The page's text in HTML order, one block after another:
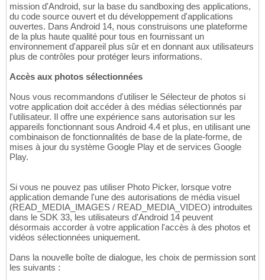
mission d'Android, sur la base du sandboxing des applications,
du code source ouvert et du développement d'applications
ouvertes. Dans Android 14, nous construisons une plateforme
de la plus haute qualité pour tous en fournissant un
environnement d'appareil plus sûr et en donnant aux utilisateurs
plus de contrôles pour protéger leurs informations.
Accès aux photos sélectionnées
Nous vous recommandons d'utiliser le Sélecteur de photos si
votre application doit accéder à des médias sélectionnés par
l'utilisateur. Il offre une expérience sans autorisation sur les
appareils fonctionnant sous Android 4.4 et plus, en utilisant une
combinaison de fonctionnalités de base de la plate-forme, de
mises à jour du système Google Play et de services Google
Play.
Si vous ne pouvez pas utiliser Photo Picker, lorsque votre
application demande l'une des autorisations de média visuel
(READ_MEDIA_IMAGES / READ_MEDIA_VIDEO) introduites
dans le SDK 33, les utilisateurs d'Android 14 peuvent
désormais accorder à votre application l'accès à des photos et
vidéos sélectionnées uniquement.
Dans la nouvelle boîte de dialogue, les choix de permission sont
les suivants :